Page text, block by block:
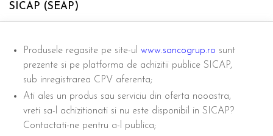
SICAP (SEAP)
Produsele regasite pe site-ul www.sancogrup.ro sunt
prezente si pe platforma de achizitii publice SICAP,
sub inregistrarea CPV aferenta;
Ati ales un produs sau serviciu din oferta nooastra,
vreti sa-l achizitionati si nu este disponibil in SICAP?
Contactati-ne pentru a-l publica;